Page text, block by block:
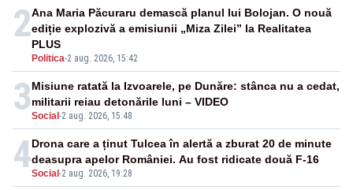
2
Politica-2 aug. 2026, 15:42
Ana Maria Păcuraru demască planul lui Bolojan. O nouă
ediție explozivă a emisiunii „Miza Zilei” la Realitatea
PLUS
3Social -2 aug. 2026, 15:48
Misiune ratată la Izvoarele, pe Dunăre: stânca nu a cedat,
militarii reiau detonările luni – VIDEO
4Social -2 aug. 2026, 19:28
Drona care a ținut Tulcea în alertă a zburat 20 de minute
deasupra apelor României. Au fost ridicate două F-16